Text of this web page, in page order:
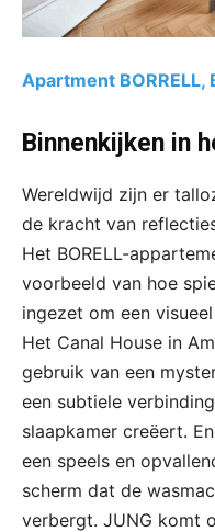
Apartment BORRELL,
Binnenkijken in
Wereldwijd zijn er
de kracht van
Het BORELL-
voorbeeld van hoe
ingezet om een
Het Canal House in
gebruik van een
een subtiele
slaapkamer creëert.
een speels en
scherm dat de
verbergt. JUNG komt